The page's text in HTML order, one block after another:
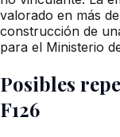
valorado en más
construcción de
para el Ministerio
Posibles
F126